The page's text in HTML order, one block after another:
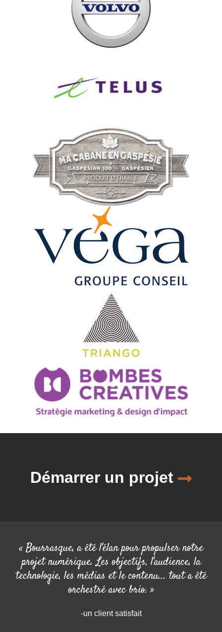
Démarrer un projet
« Bourrasque, a été l'élan pour propulser notre
projet numérique. Les objectifs, l'audience, la
technologie, les médias et le contenu... tout a été
orchestré avec brio. »
-un client satisfait